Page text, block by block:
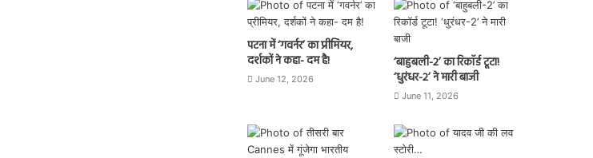
पटना में ‘गवर्नर’ का प्रीमियर,
दर्शकों ने कहा- दम है!
June 12, 2026
‘बाहुबली-2’ का रिकॉर्ड टूटा!
‘धुरंधर-2’ ने मारी बाजी
June 11, 2026